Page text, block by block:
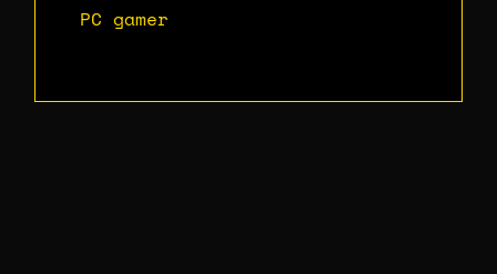
PC gamer